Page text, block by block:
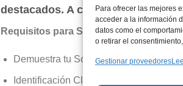
Para ofrecer las mejores
acceder a la información
datos como el
o retirar el
Gestionar proveedores
destacados. A continuación, se
Requisitos para Solicitar tu Préstamo
Demuestra tu Solvencia:
Identificación Clara: Presenta una